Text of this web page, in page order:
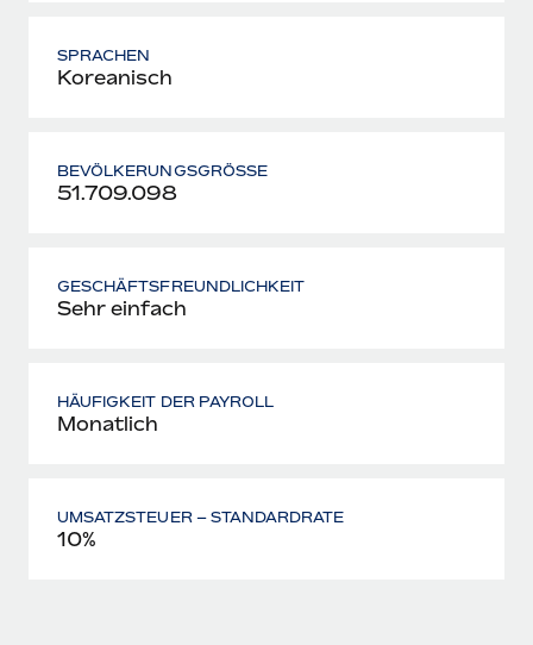
SPRACHEN
Koreanisch
BEVÖLKERUNGS­GRÖSSE
51.709.098
GESCHÄFTSFREUNDLICHKEIT
Sehr einfach
HÄUFIGKEIT DER PAYROLL
Monatlich
UMSATZSTEUER – STANDARDRATE
10%